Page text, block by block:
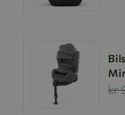
kr